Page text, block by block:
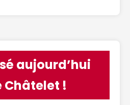
aujourd’hui
Châtelet !